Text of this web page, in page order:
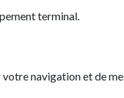
terminal.
navigation et de